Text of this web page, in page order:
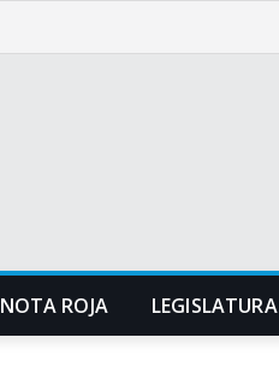
NOTA ROJA LEGISLATURA